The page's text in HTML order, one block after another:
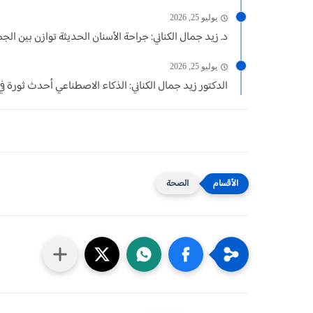
يوليو 25, 2026
د. زيد جمال الكناني: جراحة الأسنان الحديثة توازن بين
يوليو 25, 2026
الدكتور زيد جمال الكناني: الذكاء الاصطناعي أحدث
الصحة